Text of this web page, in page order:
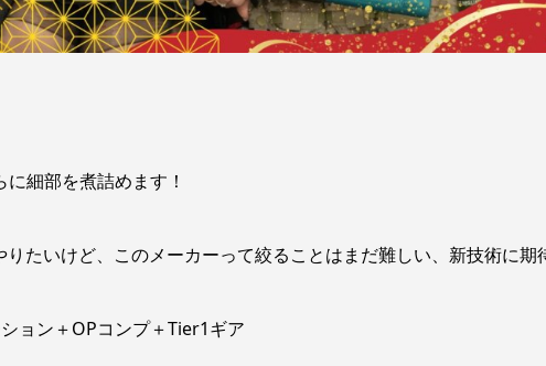
細部を煮詰めます！
たいけど、このメーカーって絞ることはまだ難しい、新技術に期
ョン＋OPコンプ＋Tier1ギア